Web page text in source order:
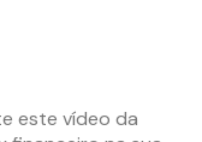
este vídeo da